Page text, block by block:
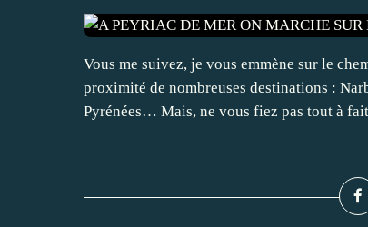
Vous me suivez, je vous emmène sur le
proximité de nombreuses destinations :
Pyrénées… Mais, ne vous fiez pas tout à